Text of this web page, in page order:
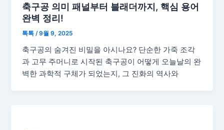
축구공 의미 패널부터 블래더까지, 핵심 용어
완벽 정리!
톡톡/9월 9, 2025
축구공의 숨겨진 비밀을 아시나요? 단순한 가죽 조각
과 고무 주머니로 시작된 축구공이 어떻게 오늘날의 완
벽한 과학적 구체가 되었는지, 그 진화의 역사와